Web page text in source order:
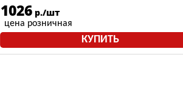
1026 р./шт
цена розничная
КУПИТЬ